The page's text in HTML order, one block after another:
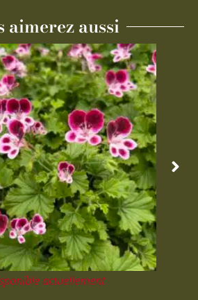
aimerez aussi
actuellement